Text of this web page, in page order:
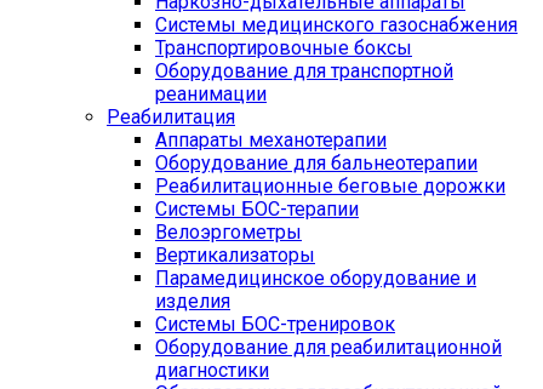
Системы медицинского газоснабжения
Транспортировочные боксы
Оборудование для транспортной
реанимации
Реабилитация
Аппараты механотерапии
Оборудование для бальнеотерапии
Реабилитационные беговые дорожки
Системы БОС-терапии
Велоэргометры
Вертикализаторы
Парамедицинское оборудование и
изделия
Системы БОС-тренировок
Оборудование для реабилитационной
диагностики